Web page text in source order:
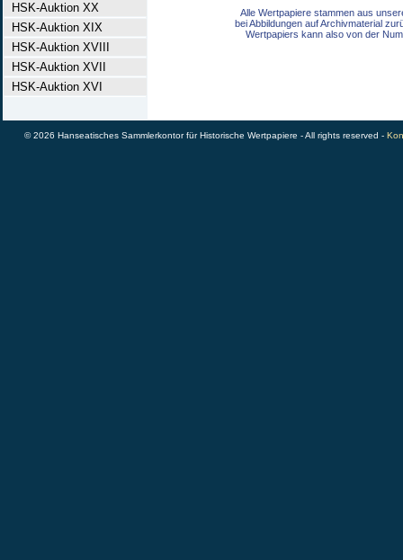
HSK-Auktion XX
HSK-Auktion XIX
HSK-Auktion XVIII
HSK-Auktion XVII
HSK-Auktion XVI
Alle Wertpapiere stammen aus
bei Abbildungen auf Archivmaterial
Wertpapiers kann also von der
© 2026 Hanseatisches Sammlerkontor für Historische Wertpapiere - All rights reserved -